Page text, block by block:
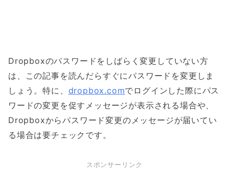
Dropboxのパスワードをしばらく変更していない方
は、この記事を読んだらすぐにパスワードを変更しま
しょう。特に、 dropbox.comでログインした際にパス
ワードの変更を促すメッセージが表示される場合や、
Dropboxからパスワード変更のメッセージが届いてい
る場合は要チェックです。
スポンサーリンク